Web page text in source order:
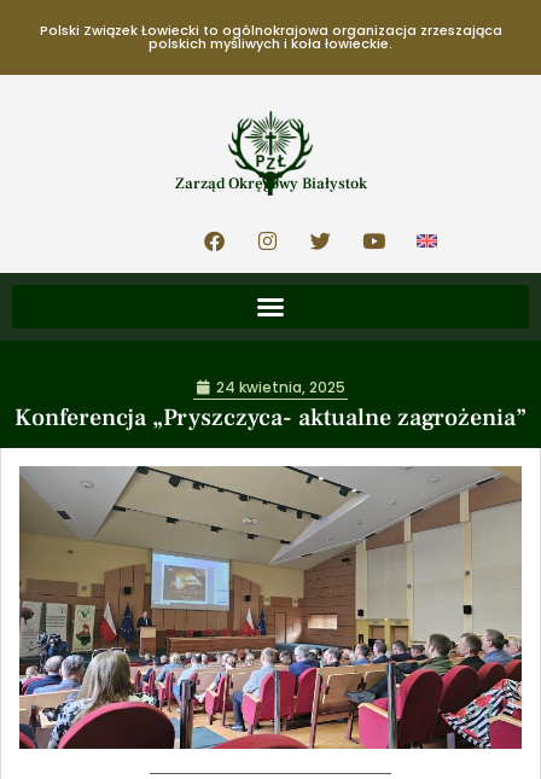
Polski Związek Łowiecki to ogólnokrajowa organizacja zrzeszająca
polskich myśliwych i koła łowieckie.
Zarząd Okręgowy Białystok
Konferencja „Pryszczyca- aktualne zagrożenia”
24 kwietnia, 2025